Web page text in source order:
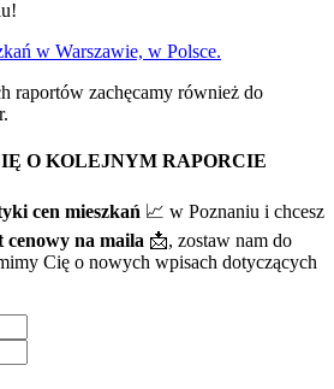
raportów zachęcamy również do
O KOLEJNYM RAPORCIE
cen mieszkań 📈 w Poznaniu i chcesz
na maila 📩, zostaw nam do
Cię o nowych wpisach dotyczących